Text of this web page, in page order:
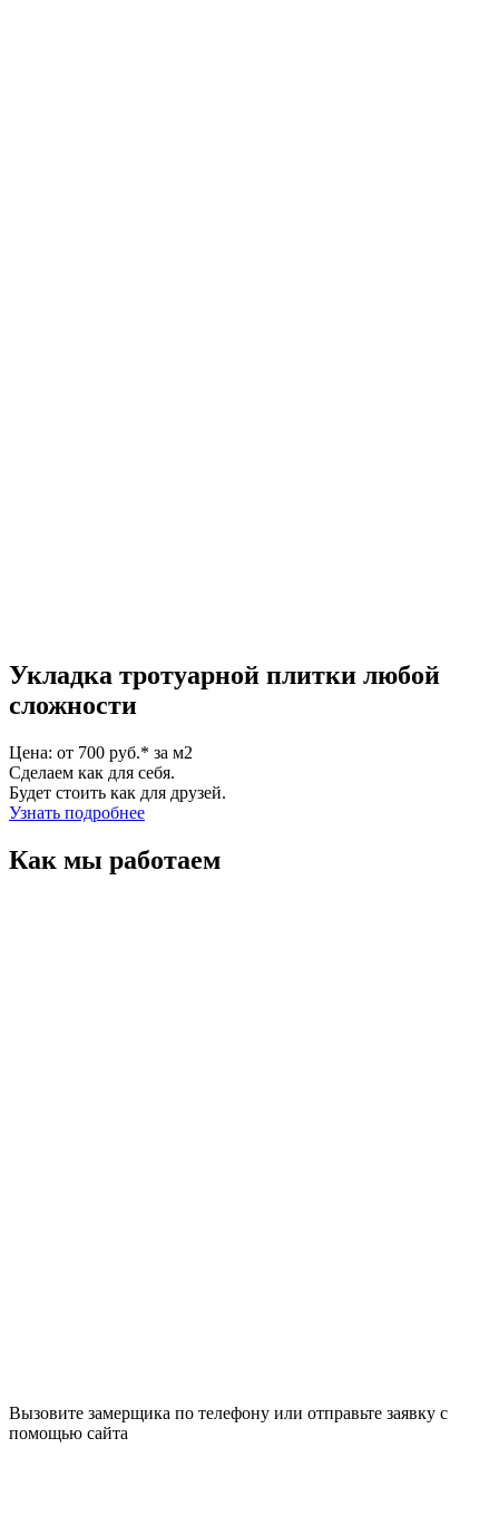
Укладка тротуарной плитки любой
сложности
Цена: от 700 руб.* за м2
Сделаем как для себя.
Будет стоить как для друзей.
Узнать подробнее
Как мы работаем
Вызовите замерщика по телефону или отправьте заявку с
помощью сайта